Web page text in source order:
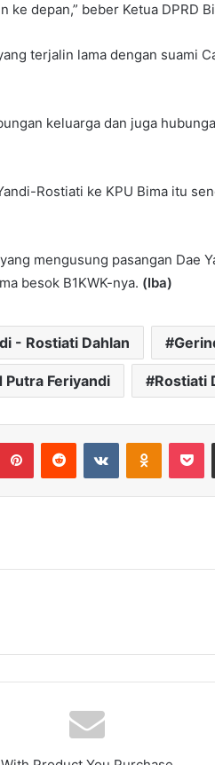
depan,” beber Ketua DPRD
terjalin lama dengan suami
keluarga dan juga
Rostiati ke KPU Bima itu
mengusung pasangan Dae
besok B1KWK-nya. (Iba)
- Rostiati Dahlan
Putra Feriyandi Rostiati
PinterestReddit VKontakte